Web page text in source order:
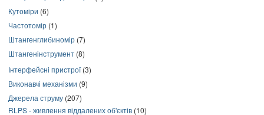
Кутоміри (6)
Частотомір (1)
Штангенглибиномір (7)
Штангенінструмент (8)
Інтерфейсні пристрої(3)
Виконавчі механізми (9)
Джерела струму (207)
RLPS - живлення віддалених об'єктів (10)